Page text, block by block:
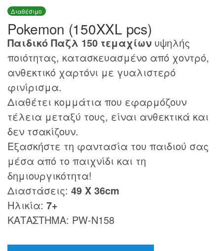
Διαθέσιμο
Pokemon (150XXL pcs)
Παιδικό Παζλ 150 τεμαχίων υψηλής
ποιότητας, κατασκευασμένο από χοντρό,
ανθεκτικό χαρτόνι με γυαλιστερό
φινίρισμα.
Διαθέτει κομμάτια που εφαρμόζουν
τέλεια μεταξύ τους, είναι ανθεκτικά και
δεν τσακίζουν.
Εξασκήστε τη φαντασία του παιδιού σας
μέσα από το παιχνίδι και τη
δημιουργικότητα!
Διαστάσεις: 49 Χ 36cm
Ηλικία: 7+
ΚΑΤΑΣΤΗΜΑ: PW-N158